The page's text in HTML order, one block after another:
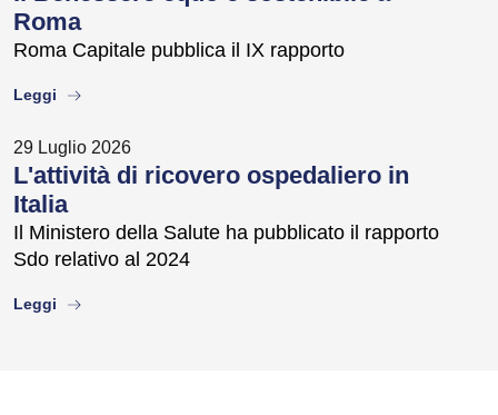
Roma
Roma Capitale pubblica il IX rapporto
Leggi about
29 Luglio 2026
L'attività di ricovero ospedaliero in
Italia
Il Ministero della Salute ha pubblicato il rapporto
Sdo relativo al 2024
Leggi about